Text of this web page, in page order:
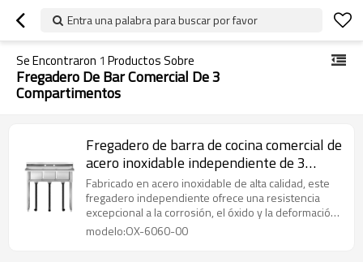
Entra una palabra para buscar por favor
Se Encontraron 1 Productos Sobre
Fregadero De Bar Comercial De 3
Compartimentos
Fregadero de barra de cocina comercial de
acero inoxidable independiente de 3
compartimentos
Fabricado en acero inoxidable de alta calidad, este
fregadero independiente ofrece una resistencia
excepcional a la corrosión, el óxido y la deformación,
garantizando una larga duración sin fugas ni
modelo:OX-6060-00